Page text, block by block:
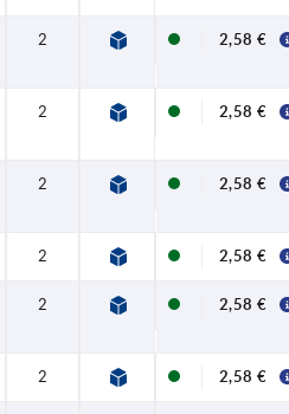
2 2,58 €
2 2,58 €
2 2,58 €
2 2,58 €
2 2,58 €
2 2,58 €